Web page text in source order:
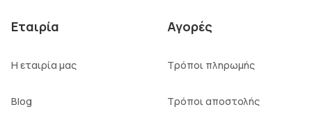
Εταιρία
Η εταιρία μας
Blog
Αγορές
Τρόποι πληρωμής
Τρόποι αποστολής